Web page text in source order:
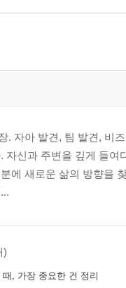
. 자아 발견, 팀 발견, 비
자신과 주변을 깊게 들
에 새로운 삶의 방향을
)
, 가장 중요한 건 정리